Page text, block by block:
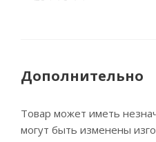
Дополнительно
Товар может иметь
могут быть изменены